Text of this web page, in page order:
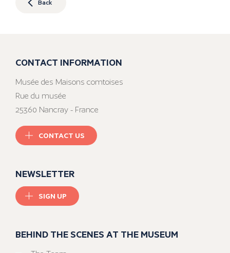
Back
CONTACT INFORMATION
Musée des Maisons comtoises
Rue du musée
25360 Nancray - France
CONTACT US
NEWSLETTER
SIGN UP
BEHIND THE SCENES AT THE MUSEUM